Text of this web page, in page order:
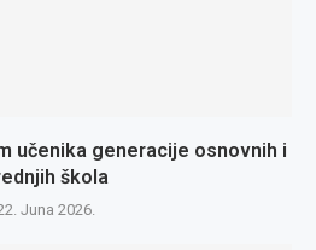
učenika generacije osnovnih i
škola
Juna 2026.